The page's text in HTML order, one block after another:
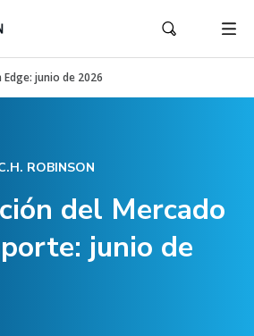
Edge: junio de 2026
ROBINSON
del Mercado
junio de